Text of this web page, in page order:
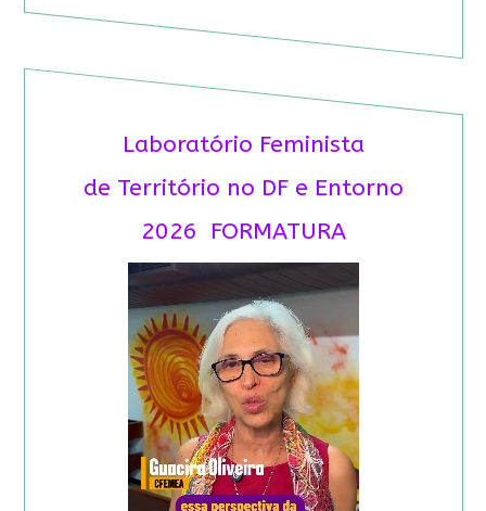
Laboratório Feminista
de Território no DF e Entorno
2026 FORMATURA